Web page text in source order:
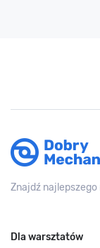
Znajdź
Dla warsztatów